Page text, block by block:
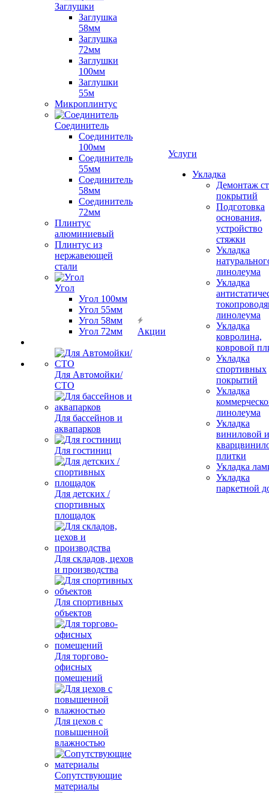
Заглушки
Заглушка
58мм
Заглушка
72мм
Заглушки
100мм
Заглушки
55м
Микроплинтус
Соединитель
Соединитель
100мм
Соединитель
55мм
Соединитель
58мм
Соединитель
72мм
Плинтус
алюминиевый
Плинтус из
нержавеющей
стали
Угол
Угол 100мм
Угол 55мм
Угол 58мм
Угол 72мм
Для Автомойки/
СТО
Для бассейнов и
аквапарков
Для гостиниц
Для детских /
спортивных
площадок
Для складов, цехов
и производства
Для спортивных
объектов
Для торгово-
офисных
помещений
Для цехов с
повышенной
влажностью
Сопутствующие
материалы
Акции
Услуги
Укладка
Демонтаж
покрытий
Подготовка
основания,
устройство
стяжки
Укладка
линолеума
Укладка
линолеума
Укладка
ковролина,
ковровой
Укладка
спортивных
покрытий
Укладка
линолеума
Укладка
виниловой и
плитки
Укладка
Укладка
паркетной